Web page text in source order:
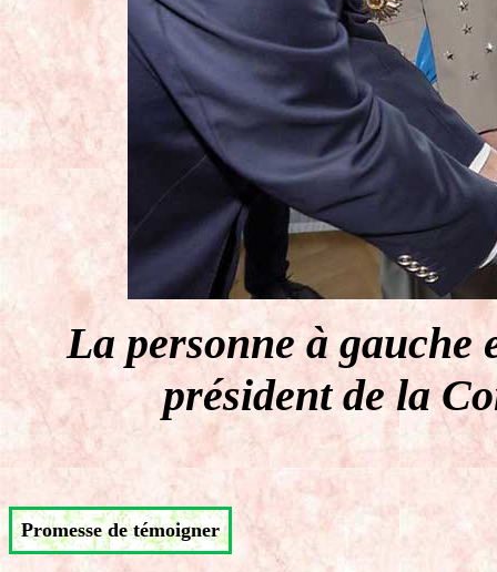
La personne à gauche
président de la
Promesse de témoigner